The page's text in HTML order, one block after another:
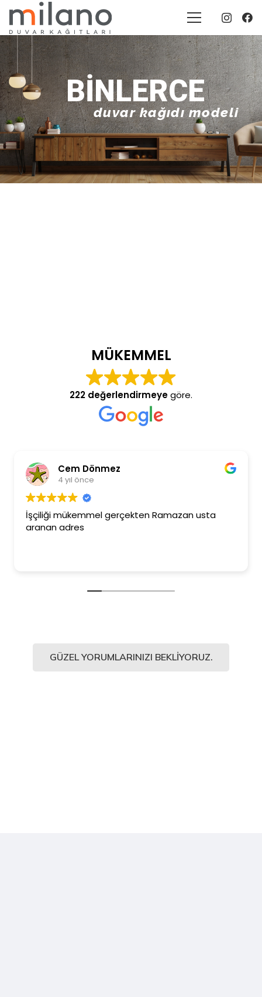
BINLERCE
duvar kağıdı modeli
MÜKEMMEL
222 değerlendirmeyegöre.
Cem Dönmez
4 yıl önce
İşçiliği mükemmel gerçekten Ramazan usta
aranan adres
GÜZEL YORUMLARINIZI BEKLIYORUZ.